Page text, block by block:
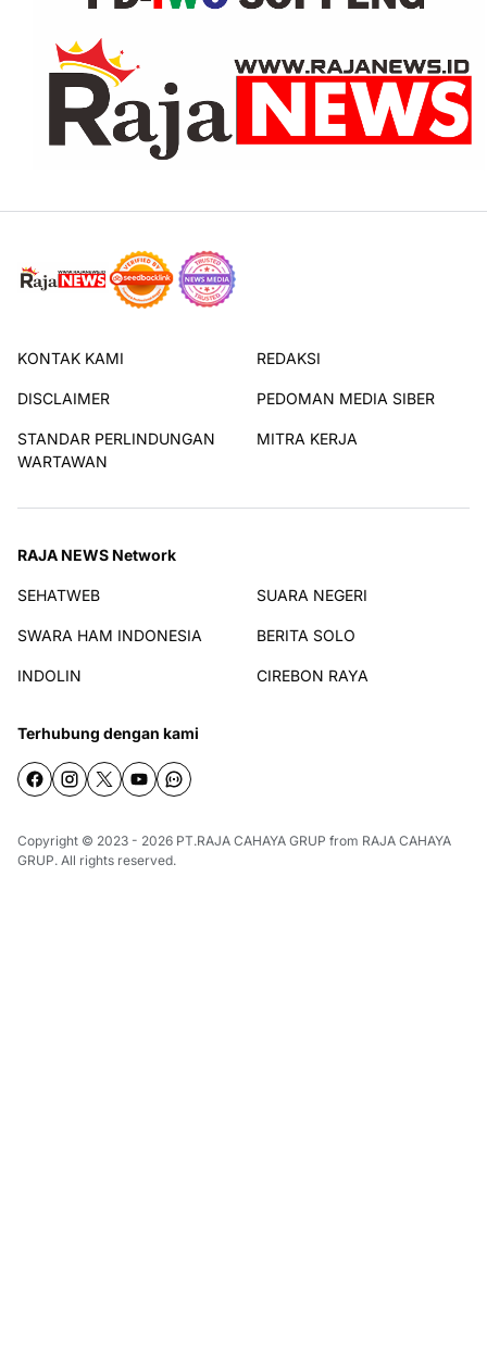
KONTAK KAMI REDAKSI
DISCLAIMER PEDOMAN MEDIA SIBER
STANDAR PERLINDUNGAN
WARTAWAN
MITRA KERJA
RAJA NEWS Network
SEHATWEB SUARA NEGERI
SWARA HAM INDONESIA BERITA SOLO
INDOLIN CIREBON RAYA
Terhubung dengan kami
Copyright © 2023 - 2026 PT.RAJA CAHAYA GRUP from RAJA CAHAYA
GRUP. All rights reserved.